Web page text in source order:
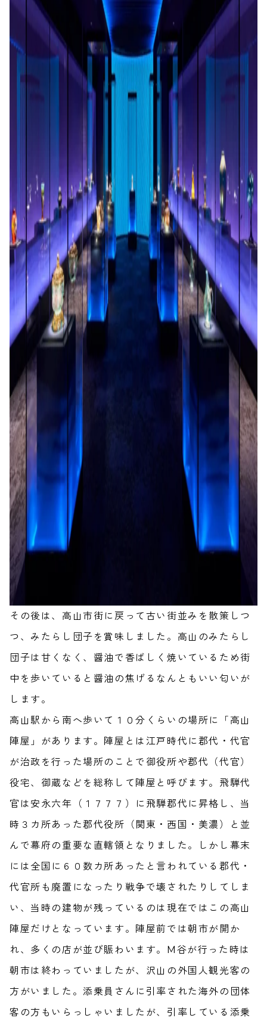
その後は、高山市街に戻って古い街並みを散策しつ
つ、みたらし団子を賞味しました。高山のみたらし
団子は甘くなく、醤油で香ばしく焼いているため街
中を歩いていると醤油の焦げるなんともいい匂いが
します。
高山駅から南へ歩いて１０分くらいの場所に「高山
陣屋」があります。陣屋とは江戸時代に郡代・代官
が治政を行った場所のことで御役所や郡代（代官）
役宅、御蔵などを総称して陣屋と呼びます。飛騨代
官は安永六年（１７７７）に飛騨郡代に昇格し、当
時３カ所あった郡代役所（関東・西国・美濃）と並
んで幕府の重要な直轄領となりました。しかし幕末
には全国に６０数カ所あったと言われている郡代・
代官所も廃置になったり戦争で壊されたりしてしま
い、当時の建物が残っているのは現在ではこの高山
陣屋だけとなっています。陣屋前では朝市が開か
れ、多くの店が並び賑わいます。M谷が行った時は
朝市は終わっていましたが、沢山の外国人観光客の
方がいました。添乗員さんに引率された海外の団体
客の方もいらっしゃいましたが、引率している添乗